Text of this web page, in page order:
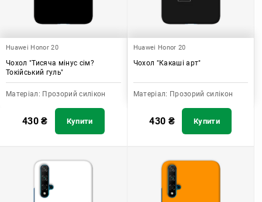
Huawei Honor 20
Чохол "Тисяча мінус сім?
Токійський гуль"
Матеріал: Прозорий силікон
430₴ Купити
Huawei Honor 20
Чохол "Какаші арт"
Матеріал: Прозорий силікон
430 ₴ Купити